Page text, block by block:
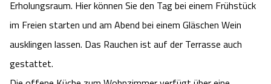
Erholungsraum. Hier können Sie den Tag bei einem Frühstück
im Freien starten und am Abend bei einem Gläschen Wein
ausklingen lassen. Das Rauchen ist auf der Terrasse auch
gestattet.